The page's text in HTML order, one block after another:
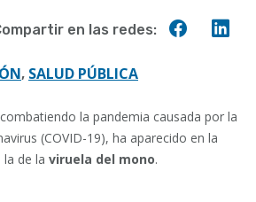
en las redes:
, SALUD PÚBLICA
la pandemia causada por la
(COVID-19), ha aparecido en la
de la viruela del mono.